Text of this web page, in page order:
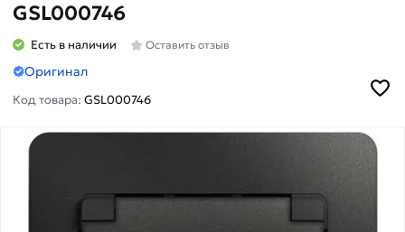
GSL000746
Есть в наличии Оставить отзыв
Оригинал
Код товара:GSL000746